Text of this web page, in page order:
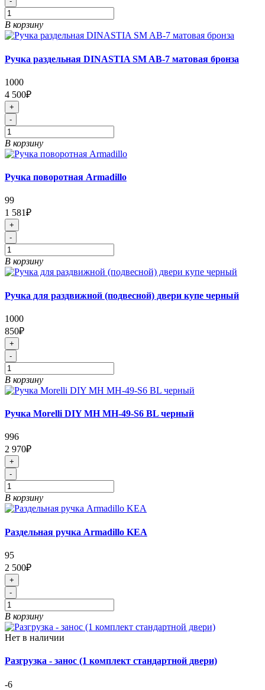
В корзину
Ручка раздельная DINASTIA SM AB-7 матовая бронза
1000
4 500₽
+
-
В корзину
Ручка поворотная Armadillo
99
1 581₽
+
-
В корзину
Ручка для раздвижной (подвесной) двери купе черный
1000
850₽
+
-
В корзину
Ручка Morelli DIY MH MH-49-S6 BL черный
996
2 970₽
+
-
В корзину
Раздельная ручка Armadillo KEA
95
2 500₽
+
-
В корзину
Нет в наличии
Разгрузка - занос (1 комплект стандартной двери)
-6